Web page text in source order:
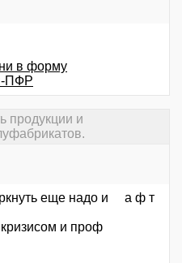
в форму
ПФР
продукции и
еще надо и а ф т
кризисом и проф